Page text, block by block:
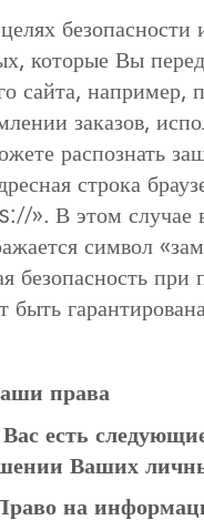
которые Вы
сайта, например,
заказов,
распознать
строка
». В этом случае
символ
безопасность при
быть
права
есть
Ваших
на